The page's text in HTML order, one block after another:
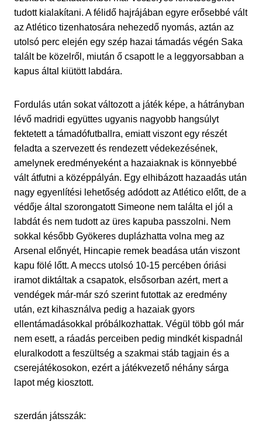
tudott kialakítani. A félidő hajrájában egyre erősebbé vált
az Atlético tizenhatosára nehezedő nyomás, aztán az
utolsó perc elején egy szép hazai támadás végén Saka
talált be közelről, miután ő csapott le a leggyorsabban a
kapus által kiütött labdára.
Fordulás után sokat változott a játék képe, a hátrányban
lévő madridi együttes ugyanis nagyobb hangsúlyt
fektetett a támadófutballra, emiatt viszont egy részét
feladta a szervezett és rendezett védekezésének,
amelynek eredményeként a hazaiaknak is könnyebbé
vált átfutni a középpályán. Egy elhibázott hazaadás után
nagy egyenlítési lehetőség adódott az Atlético előtt, de a
védője által szorongatott Simeone nem találta el jól a
labdát és nem tudott az üres kapuba passzolni. Nem
sokkal később Gyökeres duplázhatta volna meg az
Arsenal előnyét, Hincapie remek beadása után viszont
kapu fölé lőtt. A meccs utolsó 10-15 percében óriási
iramot diktáltak a csapatok, elsősorban azért, mert a
vendégek már-már szó szerint futottak az eredmény
után, ezt kihasználva pedig a hazaiak gyors
ellentámadásokkal próbálkozhattak. Végül több gól már
nem esett, a ráadás perceiben pedig mindkét kispadnál
eluralkodott a feszültség a szakmai stáb tagjain és a
cserejátékosokon, ezért a játékvezető néhány sárga
lapot még kiosztott.
szerdán játsszák: